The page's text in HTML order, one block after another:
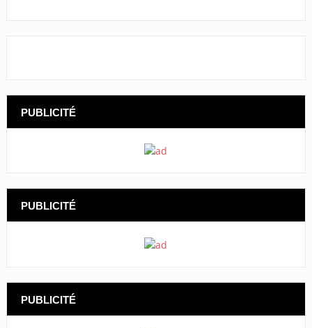
PUBLICITÉ
PUBLICITÉ
PUBLICITÉ